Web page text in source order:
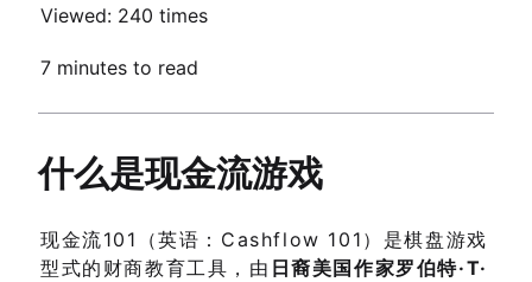
Viewed: 240 times
7 minutes to read
什么是现金流游戏
现金流101（英语：Cashflow 101）是棋盘游戏
型式的财商教育工具，由 日裔美国作家罗伯特·T·